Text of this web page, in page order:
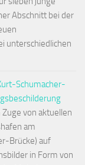
Abschnitt bei der
unterschiedlichen
Schumacher-
von aktuellen
am
Brücke) auf
in Form von